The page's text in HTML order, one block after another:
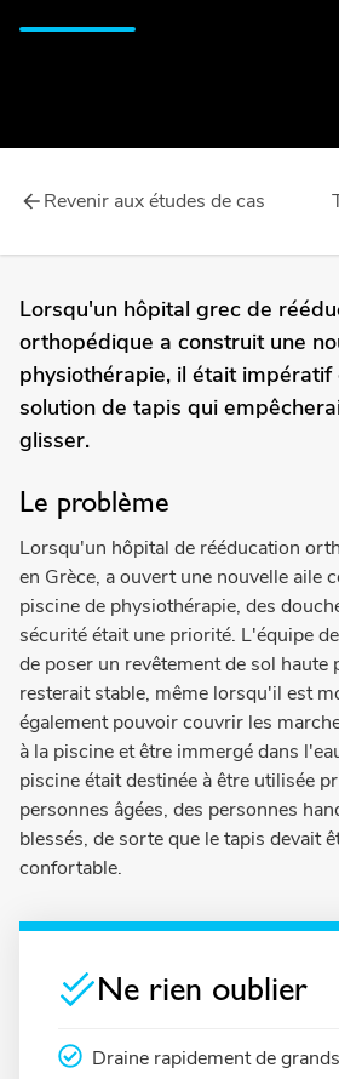
Revenir aux études de cas
Lorsqu'un hôpital grec de
orthopédique a construit une
physiothérapie, il était impératif
solution de tapis qui
glisser.
Le problème
Lorsqu'un hôpital de rééducation
en Grèce, a ouvert une nouvelle aile
piscine de physiothérapie, des
sécurité était une priorité. L'équipe
de poser un revêtement de sol haute
resterait stable, même lorsqu'il est
également pouvoir couvrir les
à la piscine et être immergé dans
piscine était destinée à être utilisée
personnes âgées, des personnes
blessés, de sorte que le tapis devait
confortable.
Ne rien oublier
Draine rapidement de